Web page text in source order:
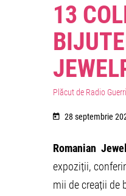
13
Plăcut de Radio
28 septembrie
Romanian
expoziții,
mii de creații de